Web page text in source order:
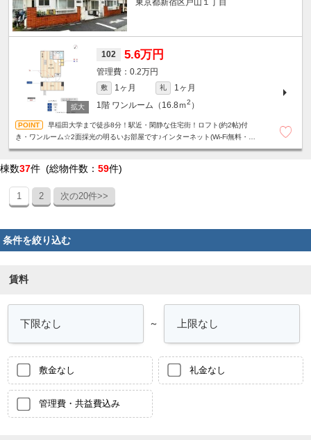
東京都新宿区戸山１丁目
102 5.6万円
0.2万円
敷 1ヶ月 礼
1ヶ月
1階 ワンルーム（16.8ｍ2 ）
早稲田大学まで徒歩8分！駅近・閑静な住宅街！ロフト(約2帖)付
き・ワンルーム☆2面採光の明るいお部屋です♪インターネット(Wi-Fi無料・
棟数37件 (総物件数： 59件)
1 2 次の20件>>
条件を絞り込む
賃料
～
敷金なし 礼金なし
管理費・共益費込み